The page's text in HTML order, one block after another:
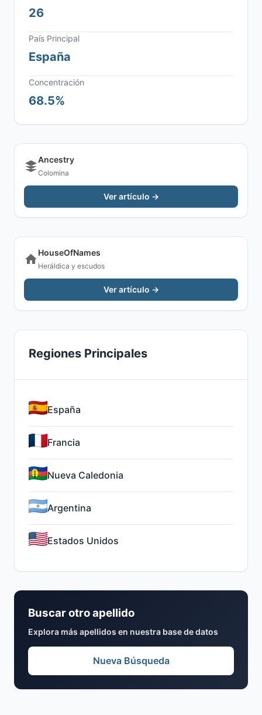
26
País Principal
España
Concentración
68.5%
Ancestry
Colomina
Ver artículo →
HouseOfNames
Heráldica y escudos
Ver artículo →
Regiones Principales
España
Francia
Nueva Caledonia
Argentina
Estados Unidos
Buscar otro apellido
Explora más apellidos en nuestra base de datos
Nueva Búsqueda